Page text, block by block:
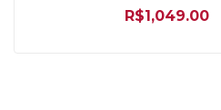
R$1,049.00